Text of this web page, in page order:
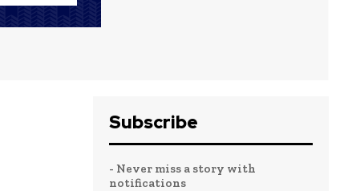
Subscribe
- Never miss a story with
notifications